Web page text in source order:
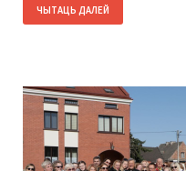
ЧЫТАЦЬ ДАЛЕЙ